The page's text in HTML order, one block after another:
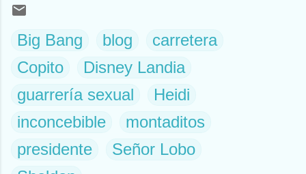
Big Bang blog
carretera
Copito
Disney Landia
guarrería sexual
Heidi
inconcebible
montaditos
presidente
Señor Lobo